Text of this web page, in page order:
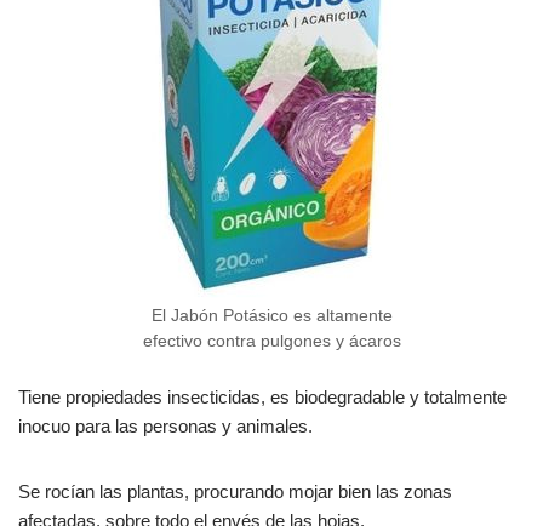
El Jabón Potásico es altamente
efectivo contra pulgones y ácaros
Tiene propiedades insecticidas, es biodegradable y totalmente
inocuo para las personas y animales.
Se rocían las plantas, procurando mojar bien las zonas
afectadas, sobre todo el envés de las hojas.